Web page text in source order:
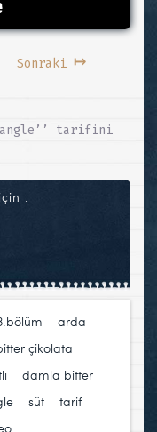
Sonraki ↦
tarifini
:
arda
çikolata
damla bitter
süt tarif